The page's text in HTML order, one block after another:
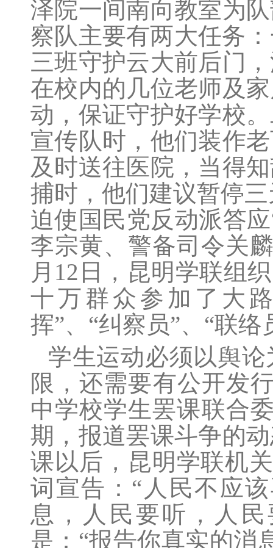
泽院一间南向教室为
察队主要有两大任务
三班守护云大前后门
在校内的几位老师及
动，保证守护好学校
宣传队时，他们装作
及时送往医院，当得
捕时，他们建议暂停
迫使国民党反动派答
李宗黄、警备司令关
月12日，昆明学联组
十万群众参加了大
挥”、“纠察员”、“联
学生运动必须以舆
限，还需要有公开发
中学校学生罢课联合
期，报道罢课斗争的
课以后，昆明学联机
词宣告：“人民不应
息，人民要听，人
是：“报告你真实的消